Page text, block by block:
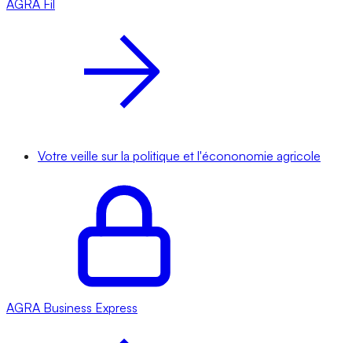
AGRA Fil
Votre veille sur la politique et l'écononomie agricole
AGRA Business Express